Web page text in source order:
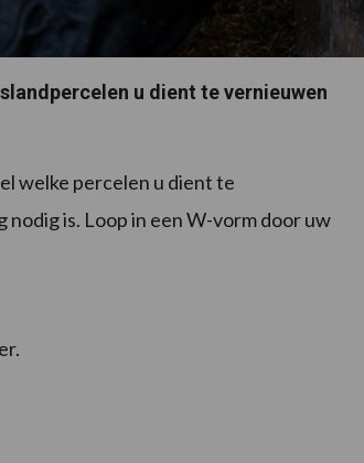
u dient te vernieuwen
welke percelen u dient te
is. Loop in een W-vorm door uw